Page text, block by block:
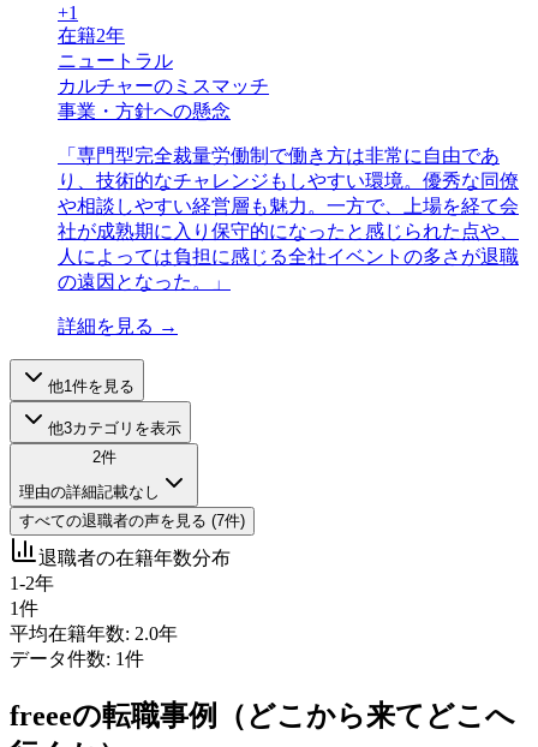
+1
在籍2年
ニュートラル
カルチャーのミスマッチ
事業・方針への懸念
「 専門型完全裁量労働制で働き方は非常に自由であ
り、技術的なチャレンジもしやすい環境。優秀な同僚
や相談しやすい経営層も魅力。一方で、上場を経て会
社が成熟期に入り保守的になったと感じられた点や、
人によっては負担に感じる全社イベントの多さが退職
の遠因となった。
」
詳細を見る →
他1件を見る
他3カテゴリを表示
2件
理由の詳細記載なし
すべての退職者の声を見る (7件)
退職者の在籍年数分布
1-2年
1件
平均在籍年数: 2.0年
データ件数: 1件
freeeの転職事例（どこから来てどこへ